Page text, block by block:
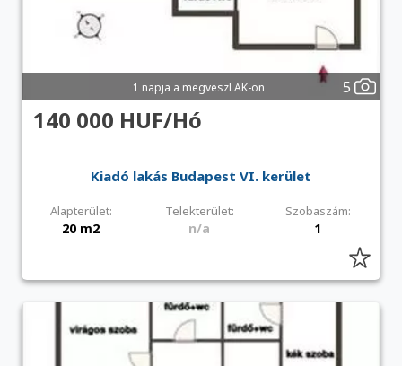
1 napja a megveszLAK-on 5
140 000 HUF/Hó
Kiadó lakás Budapest VI. kerület
Alapterület: Telekterület: Szobaszám:
20 m2 n/a 1